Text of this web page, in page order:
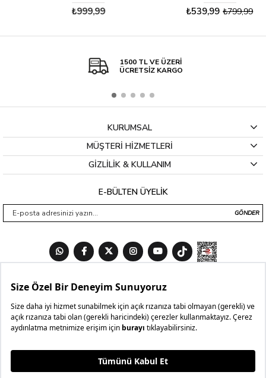
₺999,99 ₺539,99 ₺799,99
1500 TL VE ÜZERİ
ÜCRETSİZ KARGO
KURUMSAL
MÜŞTERİ HİZMETLERİ
GİZLİLİK & KULLANIM
E-BÜLTEN ÜYELİK
GÖNDER